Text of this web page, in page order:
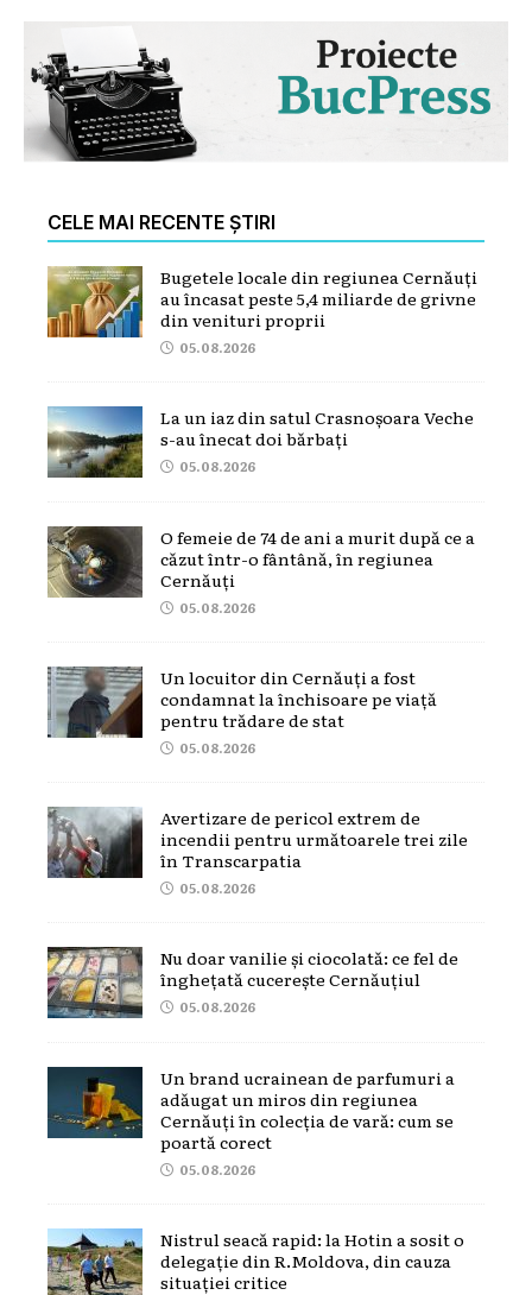
CELE MAI RECENTE ȘTIRI
Bugetele locale din regiunea Cernăuți
au încasat peste 5,4 miliarde de grivne
din venituri proprii
05.08.2026
La un iaz din satul Crasnoșoara Veche
s-au înecat doi bărbați
05.08.2026
O femeie de 74 de ani a murit după ce a
căzut într-o fântână, în regiunea
Cernăuți
05.08.2026
Un locuitor din Cernăuți a fost
condamnat la închisoare pe viață
pentru trădare de stat
05.08.2026
Avertizare de pericol extrem de
incendii pentru următoarele trei zile
în Transcarpatia
05.08.2026
Nu doar vanilie și ciocolată: ce fel de
înghețată cucerește Cernăuțiul
05.08.2026
Un brand ucrainean de parfumuri a
adăugat un miros din regiunea
Cernăuți în colecția de vară: cum se
poartă corect
05.08.2026
Nistrul seacă rapid: la Hotin a sosit o
delegație din R.Moldova, din cauza
situației critice